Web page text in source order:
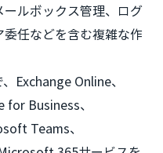
ルボックス管理、ログ
任などを含む複雑な作
Exchange Online、
Business、
Teams、